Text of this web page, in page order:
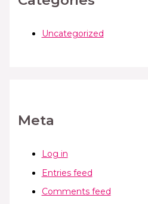
Uncategorized
Meta
Log in
Entries feed
Comments feed